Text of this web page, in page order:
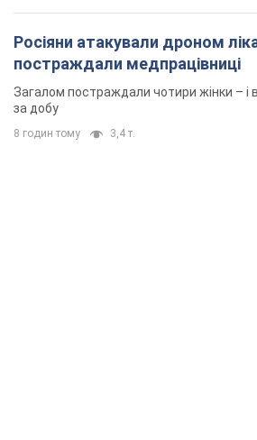
Росіяни атакували дроном
постраждали медпрацівниці
Загалом постраждали чотири жінки – і
за добу
8 годин тому 3,4 т.